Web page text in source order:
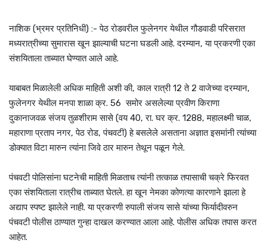
नाशिक (भ्रमर प्रतिनिधी) :- पेठ रोडवरील फुलेनगर येथील गौडवाडी परिसरात
मध्यरात्रीच्या सुमारास खून झाल्याची घटना घडली आहे. दरम्यान, या प्रकरणी एका
संशयिताला ताब्यात घेण्यात आले आहे.
याबाबत मिळालेली अधिक माहिती अशी की, काल रात्री 12 ते 2 वाजेच्या दरम्यान,
फुलेनगर येथील मनपा शाळा क्र. 56 समोर असलेल्या प्रवीण किराणा
दुकानाजवळ संजय तुळशीराम सासे (वय 40, रा. घर क्र. 1288, महालक्ष्मी चाळ,
महाराणा प्रताप नगर, पेठ रोड, पंचवटी) हे बसलेले असताना अज्ञात इसमांनी त्यांच्या
डोक्यात विटा मारुन त्यांना जिवे ठार मारुन तेथून पळून गेले.
पंचवटी पोलिसांना घटनेची माहिती मिळताच त्यांनी तत्काळ तपासाची चक्रे फिरवत
एका संशयिताला रात्रीच ताब्यात घेतले. हा खून नेमका कोणत्या कारणाने झाला हे
अद्याप स्पष्ट झालेले नाही. या प्रकरणी रुपाली संजय सासे यांच्या फिर्यादीवरुन
पंचवटी पोलीस ठाण्यात गुन्हा दाखल करण्यात आला आहे. पोलीस अधिक तपास करत
आहेत.